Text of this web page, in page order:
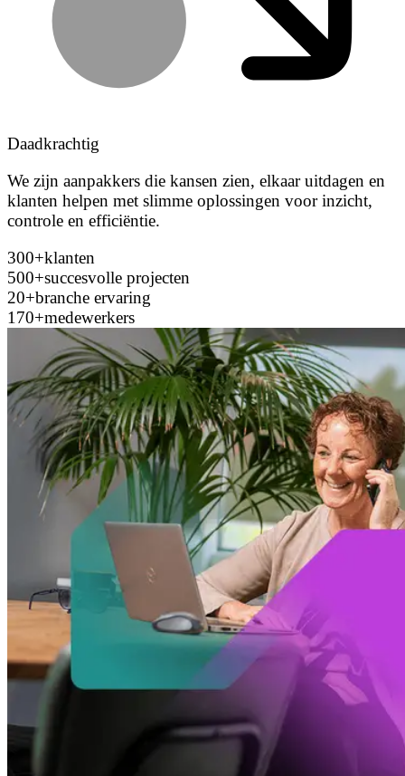
Daadkrachtig
We zijn aanpakkers die kansen zien, elkaar uitdagen en
klanten helpen met slimme oplossingen voor inzicht,
controle en efficiëntie.
300+klanten
500+succesvolle projecten
20+branche ervaring
170+medewerkers